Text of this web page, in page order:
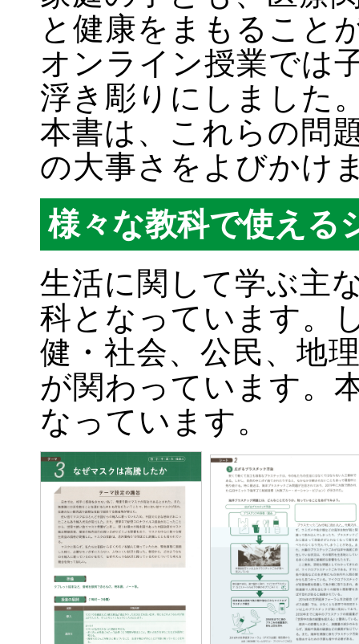
と健康をまもること
オンライン授業では
浮き彫りにしました
本書は、これらの問
の大事さをよびかけ
様々な教科で使える
生活に関して学ぶ主
科となっています。
健・社会、公民、地
が関わっています。
なっています。